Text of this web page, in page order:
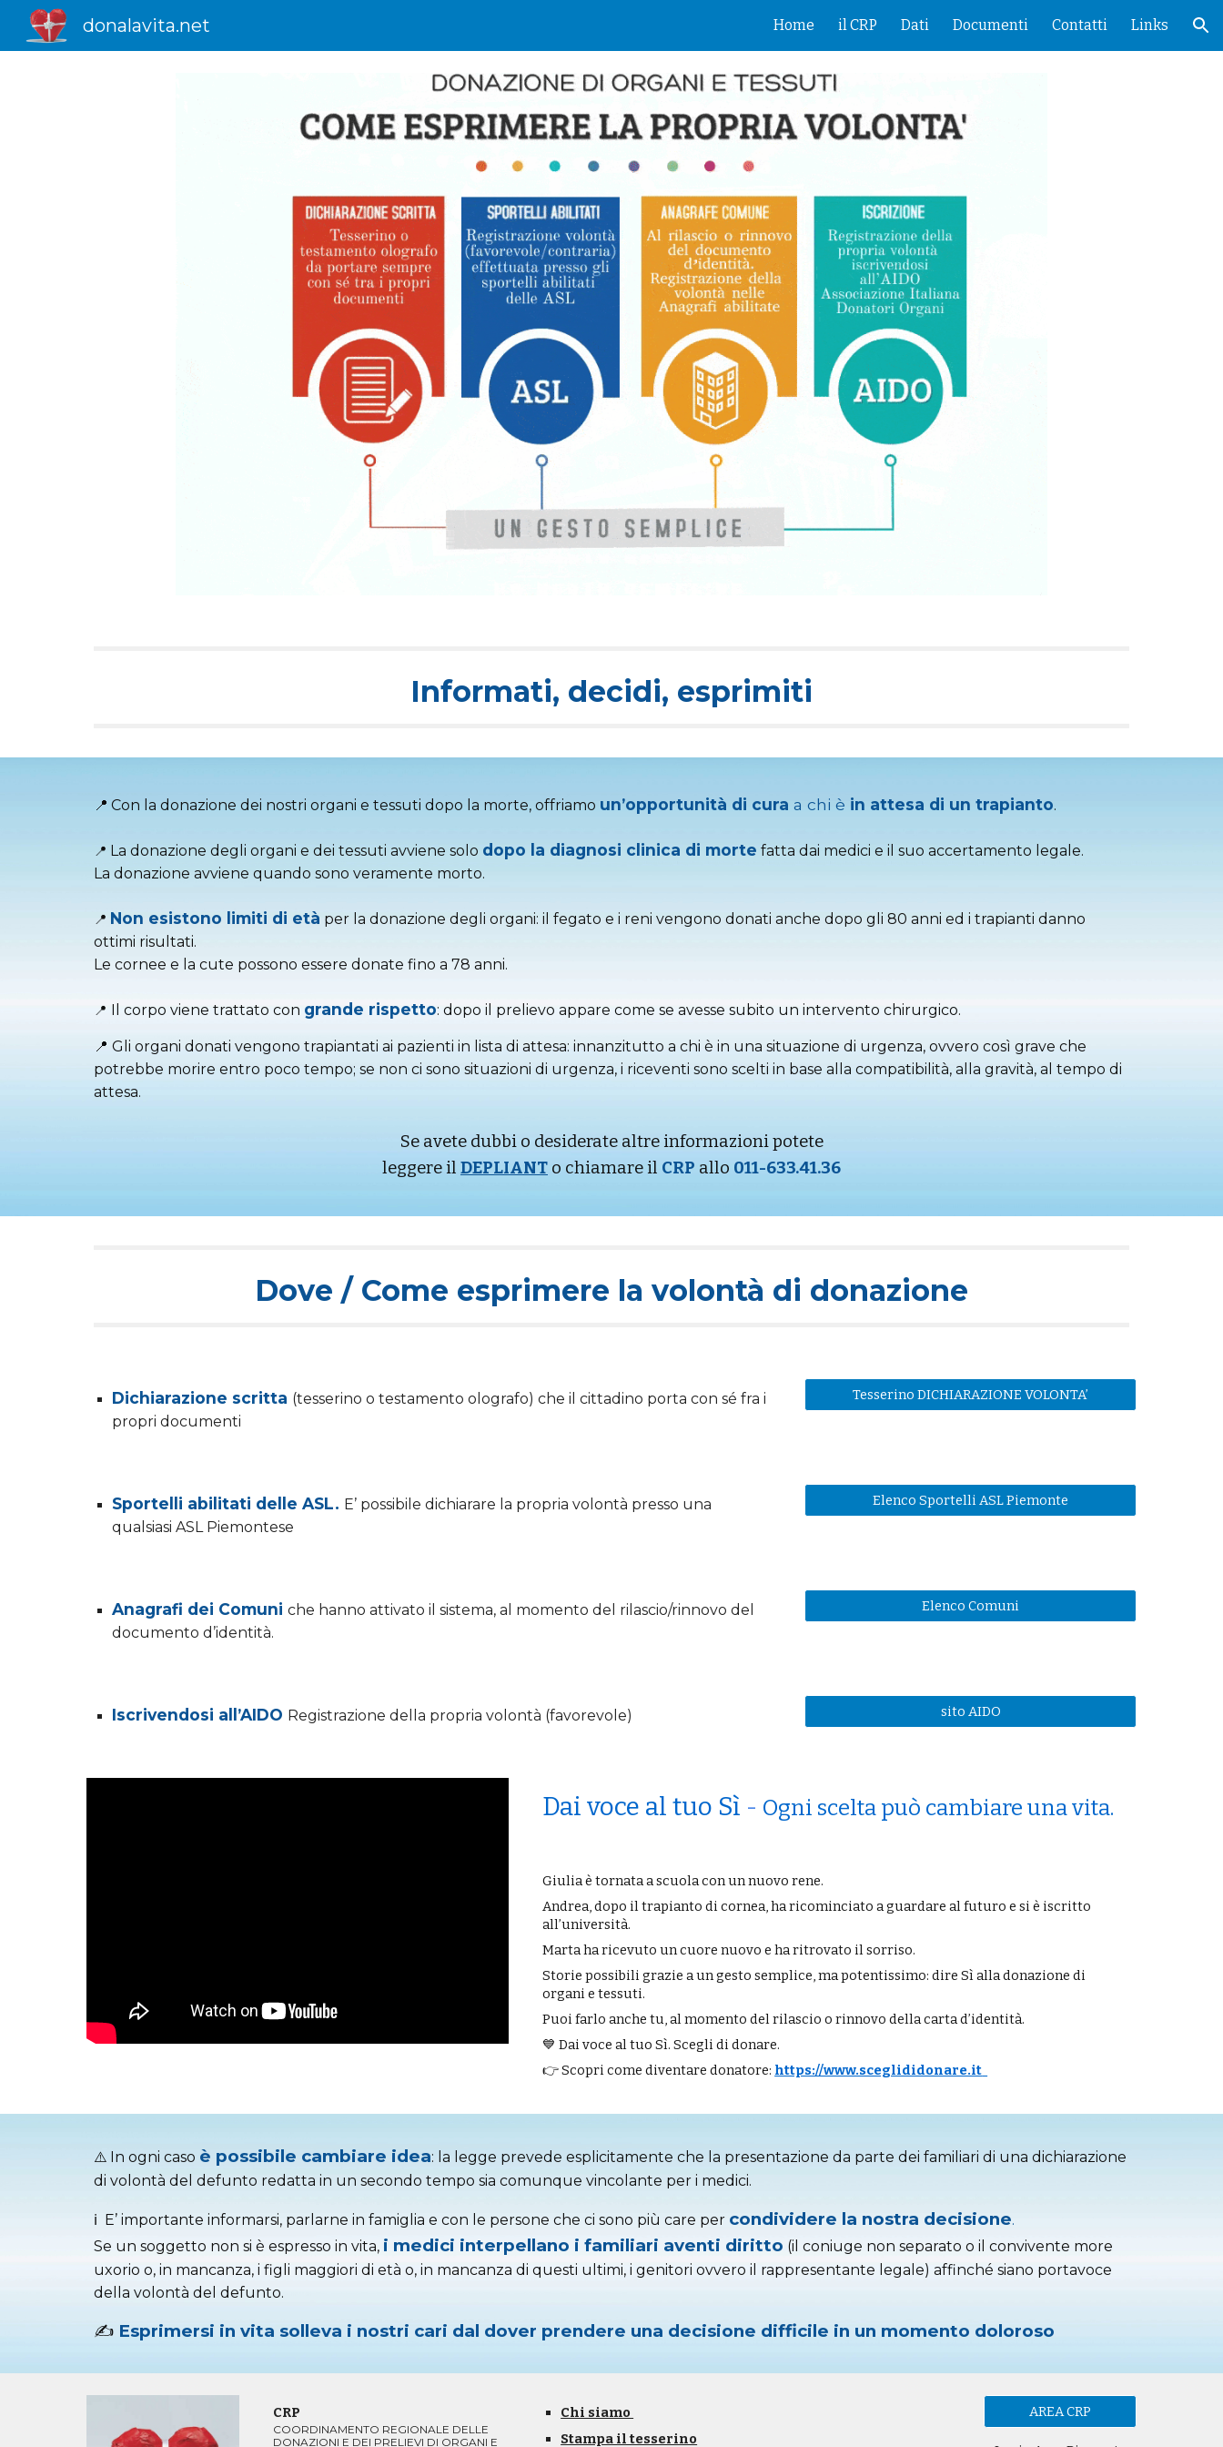
Skip to navigation
donalavita.net Home il CRP Dati Documenti Contatti Links
Informati, decidi, esprimiti
📍 Con la donazione dei nostri organi e tessuti dopo la morte, offriamo un’opportunità di cura a chi è in attesa di un trapianto.
📍 La donazione degli organi e dei tessuti avviene solo dopo la diagnosi clinica di morte fatta dai medici e il suo accertamento legale.
La donazione avviene quando sono veramente morto.
📍 Non esistono limiti di età per la donazione degli organi: il fegato e i reni vengono donati anche dopo gli 80 anni ed i trapianti danno
ottimi risultati.
Le cornee e la cute possono essere donate fino a 78 anni.
📍 Il corpo viene trattato con grande rispetto: dopo il prelievo appare come se avesse subito un intervento chirurgico.
📍 Gli organi donati vengono trapiantati ai pazienti in lista di attesa: innanzitutto a chi è in una situazione di urgenza, ovvero così grave che
potrebbe morire entro poco tempo; se non ci sono situazioni di urgenza, i riceventi sono scelti in base alla compatibilità, alla gravità, al tempo di
attesa.
Se avete dubbi o desiderate altre informazioni potete
leggere il DEPLIANT o chiamare il CRP allo 011-633.41.36
Dove / Come esprimere la volontà di donazione
Dichiarazione scritta (tesserino o testamento olografo) che il cittadino porta con sé fra i
propri documenti
Tesserino DICHIARAZIONE VOLONTA’
Sportelli abilitati delle ASL. E’ possibile dichiarare la propria volontà presso una
qualsiasi ASL Piemontese
Elenco Sportelli ASL Piemonte
Anagrafi dei Comuni che hanno attivato il sistema, al momento del rilascio/rinnovo del
documento d’identità.
Elenco Comuni
Iscrivendosi all’AIDO Registrazione della propria volontà (favorevole) sito AIDO
Dai voce al tuo Sì - Ogni scelta può cambiare una vita.
Giulia è tornata a scuola con un nuovo rene.
Andrea, dopo il trapianto di cornea, ha ricominciato a guardare al futuro e si è iscritto
all’università.
Marta ha ricevuto un cuore nuovo e ha ritrovato il sorriso.
Storie possibili grazie a un gesto semplice, ma potentissimo: dire Sì alla donazione di
organi e tessuti.
Puoi farlo anche tu, al momento del rilascio o rinnovo della carta d’identità.
💙 Dai voce al tuo Sì. Scegli di donare.
👉 Scopri come diventare donatore: https://www.sceglididonare.it
⚠️ In ogni caso è possibile cambiare idea: la legge prevede esplicitamente che la presentazione da parte dei familiari di una dichiarazione
di volontà del defunto redatta in un secondo tempo sia comunque vincolante per i medici.
ℹ️ E’ importante informarsi, parlarne in famiglia e con le persone che ci sono più care per condividere la nostra decisione.
Se un soggetto non si è espresso in vita, i medici interpellano i familiari aventi diritto (il coniuge non separato o il convivente more
uxorio o, in mancanza, i figli maggiori di età o, in mancanza di questi ultimi, i genitori ovvero il rappresentante legale) affinché siano portavoce
della volontà del defunto.
✍️ Esprimersi in vita solleva i nostri cari dal dover prendere una decisione difficile in un momento doloroso
CRP
COORDINAMENTO REGIONALE DELLE
DONAZIONI E DEI PRELIEVI DI ORGANI E
Chi siamo
Stampa il tesserino
AREA CRP